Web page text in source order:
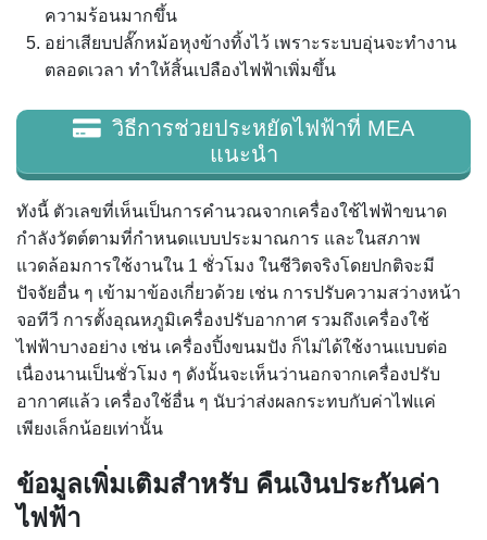
ความร้อนมากขึ้น
อย่าเสียบปลั๊กหม้อหุงข้างทิ้งไว้ เพราะระบบอุ่นจะทำงาน
ตลอดเวลา ทำให้สิ้นเปลืองไฟฟ้าเพิ่มขึ้น
วิธีการช่วยประหยัดไฟฟ้าที่ MEA
แนะนำ
ทังนี้ ตัวเลขที่เห็นเป็นการคำนวณจากเครื่องใช้ไฟฟ้าขนาด
กำลังวัตต์ตามที่กำหนดแบบประมาณการ และในสภาพ
แวดล้อมการใช้งานใน 1 ชั่วโมง ในชีวิตจริงโดยปกติจะมี
ปัจจัยอื่น ๆ เข้ามาข้องเกี่ยวด้วย เช่น การปรับความสว่างหน้า
จอทีวี การตั้งอุณหภูมิเครื่องปรับอากาศ รวมถึงเครื่องใช้
ไฟฟ้าบางอย่าง เช่น เครื่องปิ้งขนมปัง ก็ไม่ได้ใช้งานแบบต่อ
เนื่องนานเป็นชั่วโมง ๆ ดังนั้นจะเห็นว่านอกจากเครื่องปรับ
อากาศแล้ว เครื่องใช้อื่น ๆ นับว่าส่งผลกระทบกับค่าไฟแค่
เพียงเล็กน้อยเท่านั้น
ข้อมูลเพิ่มเติมสำหรับ คืนเงินประกันค่า
ไฟฟ้า